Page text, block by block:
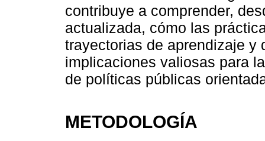
contribuye a comprender,
actualizada, cómo las
trayectorias de aprendizaje y
implicaciones valiosas para
de políticas públicas
METODOLOGÍA